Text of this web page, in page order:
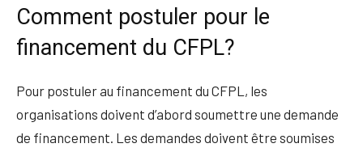
Comment postuler pour le
financement du CFPL?
Pour postuler au financement du CFPL, les
organisations doivent d’abord soumettre une demande
de financement. Les demandes doivent être soumises